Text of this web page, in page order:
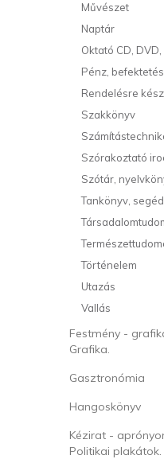
Művészet
Naptár
Oktató CD,
Pénz,
Rendelésre
Szakkönyv
Szórakoztató
Szótár,
Tankönyv,
Történelem
Utazás
Vallás
Festmény -
Grafika.
Gasztronómia
Hangoskönyv
Kézirat -
Politikai plakátok.